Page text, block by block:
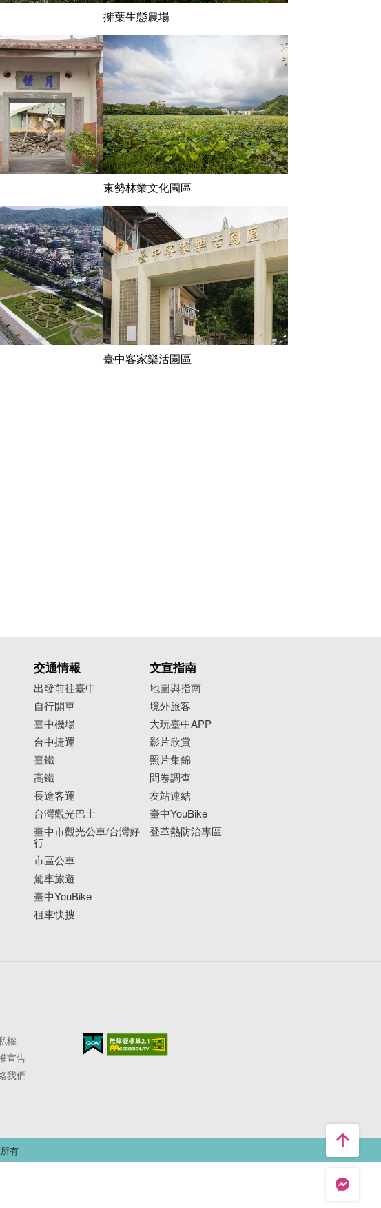
擁葉生態農場
東勢林業文化園區
臺中客家樂活園區
交通情報
出發前往臺中
自行開車
臺中機場
台中捷運
臺鐵
高鐵
長途客運
台灣觀光巴士
臺中市觀光公車/台灣好
行
市區公車
駕車旅遊
臺中YouBike
租車快搜
文宣指南
地圖與指南
境外旅客
大玩臺中APP
影片欣賞
照片集錦
問卷調查
友站連結
臺中YouBike
登革熱防治專區
權
宣告
我們
有
台中